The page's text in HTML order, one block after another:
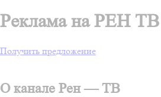
Реклама на РЕН ТВ
Получить предложение
О канале Рен — ТВ